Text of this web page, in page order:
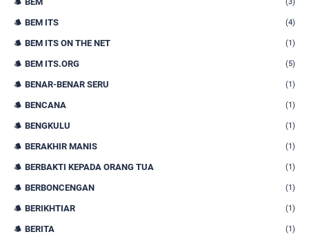
BEM ITS (4)
BEM ITS ON THE NET (1)
BEM ITS.ORG (5)
BENAR-BENAR SERU (1)
BENCANA (1)
BENGKULU (1)
BERAKHIR MANIS (1)
BERBAKTI KEPADA ORANG TUA (1)
BERBONCENGAN (1)
BERIKHTIAR (1)
BERITA (1)